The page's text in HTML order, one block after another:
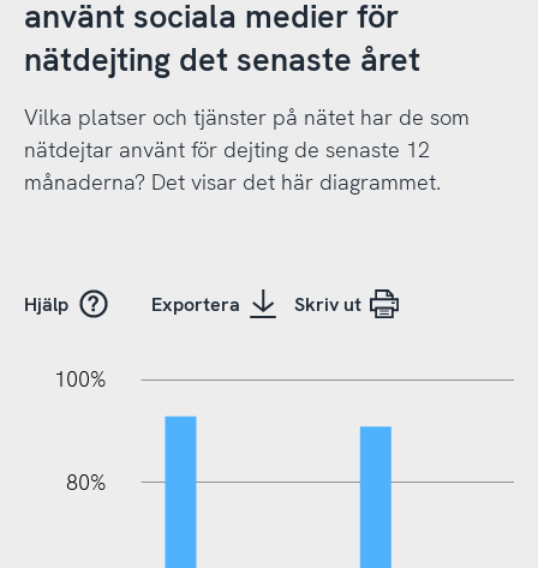
använt sociala medier för
nätdejting det senaste året
Vilka platser och tjänster på nätet har de som
nätdejtar använt för dejting de senaste 12
månaderna? Det visar det här diagrammet.
Hjälp Exportera Skriv ut
100%
80%